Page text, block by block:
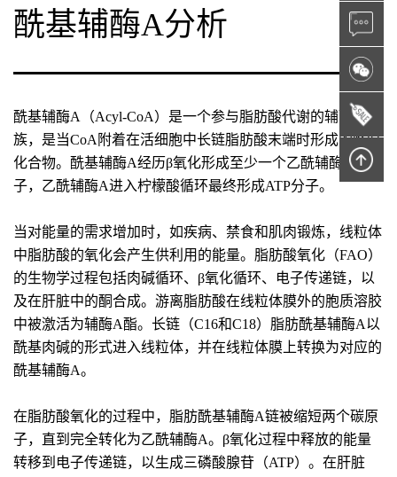
酰基辅酶A分析
酰基辅酶A（Acyl-CoA）是一个参与脂肪酸代谢的辅酶家
族，是当CoA附着在活细胞中长链脂肪酸末端时形成的临时
化合物。酰基辅酶A经历β氧化形成至少一个乙酰辅酶A分
子，乙酰辅酶A进入柠檬酸循环最终形成ATP分子。
当对能量的需求增加时，如疾病、禁食和肌肉锻炼，线粒体
中脂肪酸的氧化会产生供利用的能量。脂肪酸氧化（FAO）
的生物学过程包括肉碱循环、β氧化循环、电子传递链，以
及在肝脏中的酮合成。游离脂肪酸在线粒体膜外的胞质溶胶
中被激活为辅酶A酯。长链（C16和C18）脂肪酰基辅酶A以
酰基肉碱的形式进入线粒体，并在线粒体膜上转换为对应的
酰基辅酶A。
在脂肪酸氧化的过程中，脂肪酰基辅酶A链被缩短两个碳原
子，直到完全转化为乙酰辅酶A。β氧化过程中释放的能量
转移到电子传递链，以生成三磷酸腺苷（ATP）。在肝脏